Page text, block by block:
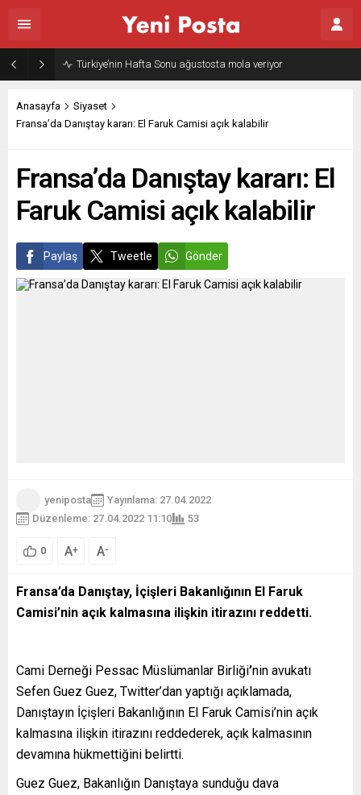
Türkiye’nin Hafta Sonu ağustosta mola veriyor
Anasayfa
Siyaset
Fransa’da Danıştay kararı: El Faruk Camisi açık kalabilir
Fransa’da Danıştay kararı: El
Faruk Camisi açık kalabilir
Paylaş Tweetle Gönder
yeniposta
Yayınlama: 27.04.2022
Düzenleme: 27.04.2022 11:10
53
0 A+ A-
Fransa’da Danıştay, İçişleri Bakanlığının El Faruk
Camisi’nin açık kalmasına ilişkin itirazını reddetti.
Cami Derneği Pessac Müslümanlar Birliği’nin avukatı
Sefen Guez Guez, Twitter’dan yaptığı açıklamada,
Danıştayın İçişleri Bakanlığının El Faruk Camisi’nin açık
kalmasına ilişkin itirazını reddederek, açık kalmasının
devamına hükmettiğini belirtti.
Guez Guez, Bakanlığın Danıştaya sunduğu dava